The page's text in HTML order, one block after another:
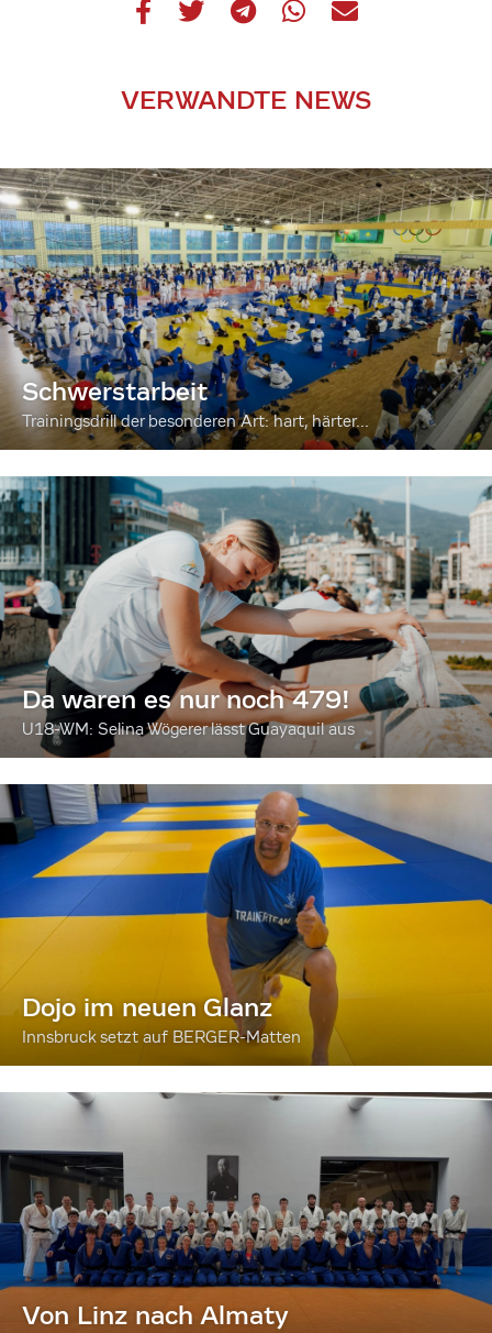
VERWANDTE NEWS
Schwerstarbeit
Trainingsdrill der besonderen Art: hart, härter...
Da waren es nur noch 479!
U18-WM: Selina Wögerer lässt Guayaquil aus
Dojo im neuen Glanz
Innsbruck setzt auf BERGER-Matten
Von Linz nach Almaty